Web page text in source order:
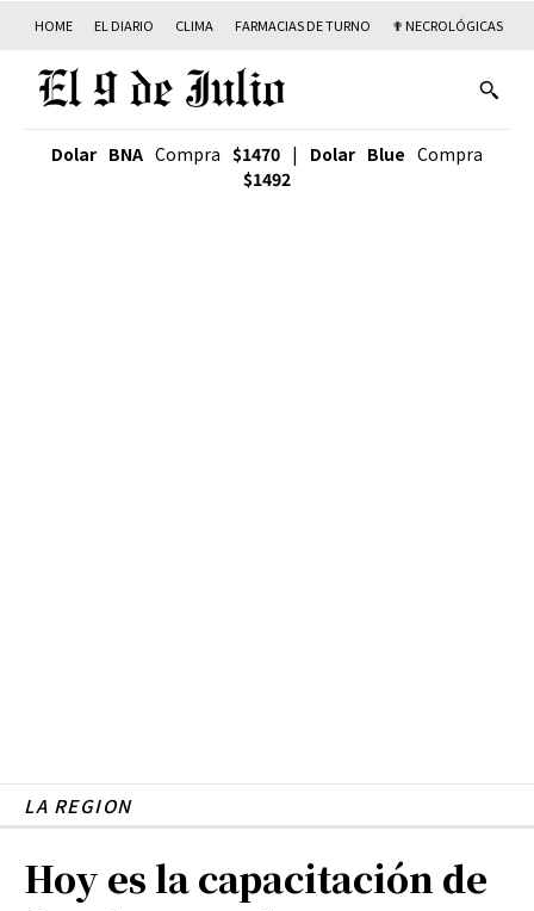
HOME EL DIARIO CLIMA FARMACIAS DE TURNO ✟ NECROLÓGICAS
Dolar BNA Compra $1470 | Dolar Blue Compra
$1492
LA REGION
Hoy es la capacitación de